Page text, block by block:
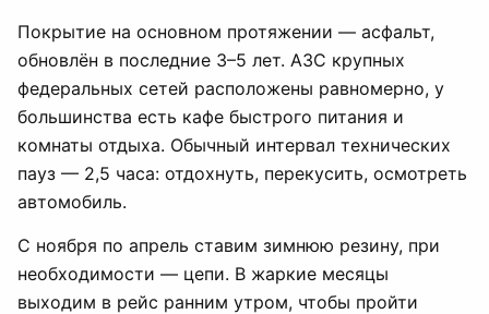
Покрытие на основном протяжении — асфальт,
обновлён в последние 3–5 лет. АЗС крупных
федеральных сетей расположены равномерно, у
большинства есть кафе быстрого питания и
комнаты отдыха. Обычный интервал технических
пауз — 2,5 часа: отдохнуть, перекусить, осмотреть
автомобиль.
С ноября по апрель ставим зимнюю резину, при
необходимости — цепи. В жаркие месяцы
выходим в рейс ранним утром, чтобы пройти